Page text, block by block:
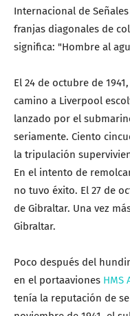
Internacional de
franjas diagonales de
significa: "Hombre al
El 24 de octubre de
camino a Liverpool
lanzado por el
seriamente. Ciento
la tripulación
En el intento de
no tuvo éxito. El 27 de
de Gibraltar. Una vez
Gibraltar.
Poco después del
en el portaaviones HMS
tenía la reputación de